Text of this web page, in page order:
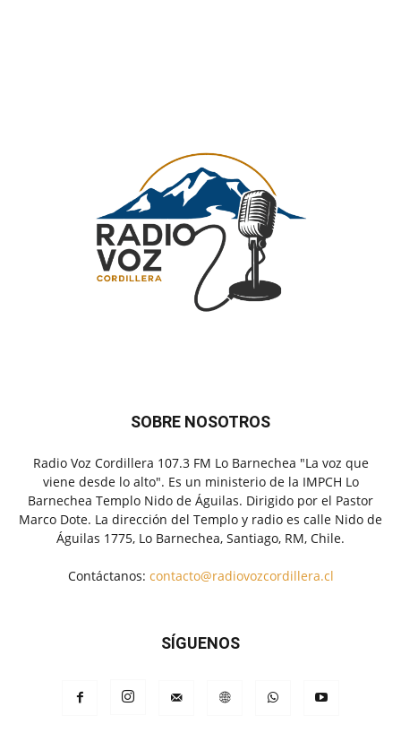
SOBRE NOSOTROS
Radio Voz Cordillera 107.3 FM Lo Barnechea "La voz que
viene desde lo alto". Es un ministerio de la IMPCH Lo
Barnechea Templo Nido de Águilas. Dirigido por el Pastor
Marco Dote. La dirección del Templo y radio es calle Nido de
Águilas 1775, Lo Barnechea, Santiago, RM, Chile.
Contáctanos: contacto@radiovozcordillera.cl
SÍGUENOS